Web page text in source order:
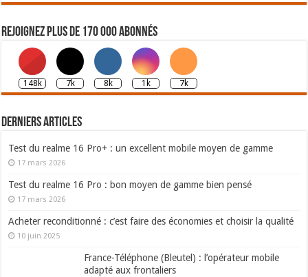
Rejoignez plus de 170 000 abonnés
148k 7k 8k 1k 7k
Derniers articles
Test du realme 16 Pro+ : un excellent mobile moyen de gamme
17 mars 2026
Test du realme 16 Pro : bon moyen de gamme bien pensé
17 mars 2026
Acheter reconditionné : c’est faire des économies et choisir la qualité
10 juin 2025
France-Téléphone (Bleutel) : l’opérateur mobile
adapté aux frontaliers